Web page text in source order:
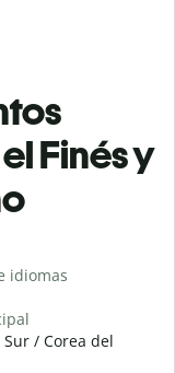
Finés y
idiomas
/ Corea del